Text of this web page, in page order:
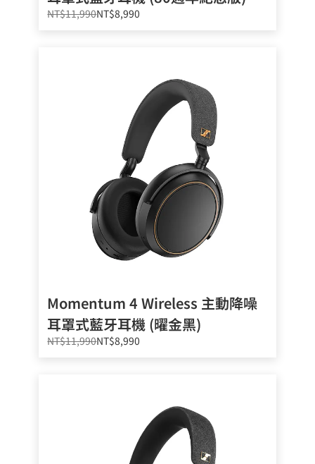
NT$11,990NT$8,990
Momentum 4 Wireless 主動降噪
耳罩式藍牙耳機 (曜金黑)
NT$11,990NT$8,990